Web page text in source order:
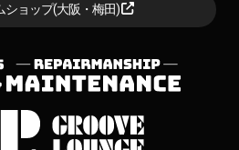
ショップ(大阪・梅田)